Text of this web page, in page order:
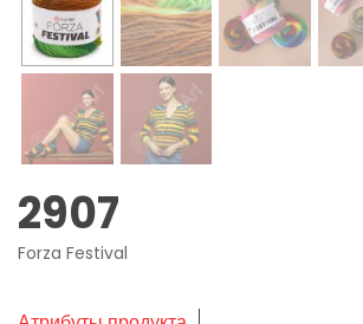
2907
Forza Festival